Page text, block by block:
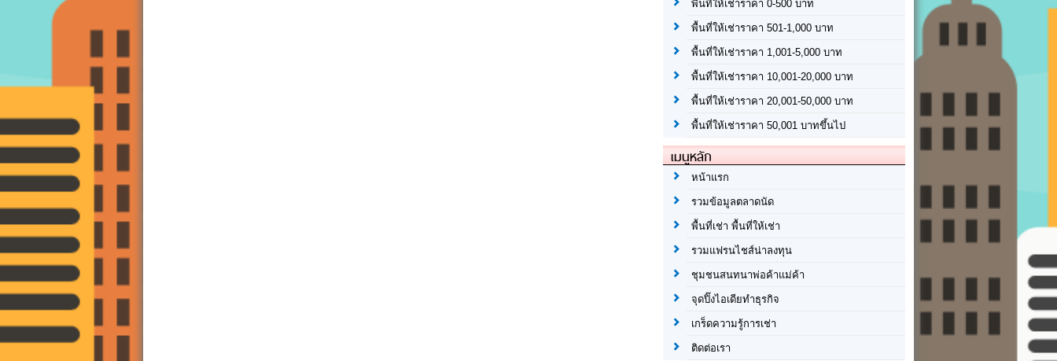
พื้นที่ให้เช่าราคา 0-500 บาท
พื้นที่ให้เช่าราคา 501-1,000 บาท
พื้นที่ให้เช่าราคา 1,001-5,000 บาท
พื้นที่ให้เช่าราคา 10,001-20,000 บาท
พื้นที่ให้เช่าราคา 20,001-50,000 บาท
พื้นที่ให้เช่าราคา 50,001 บาทขึ้นไป
เมนูหลัก
หน้าแรก
รวมข้อมูลตลาดนัด
พื้นที่เช่า พื้นที่ให้เช่า
รวมแฟรนไชส์น่าลงทุน
ชุมชนสนทนาพ่อค้าแม่ค้า
จุดปิ๊งไอเดียทำธุรกิจ
เกร็ดความรู้การเช่า
ติดต่อเรา